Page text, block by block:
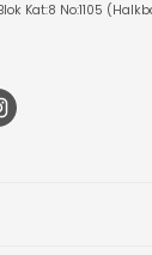
Blok Kat:8 No:1105